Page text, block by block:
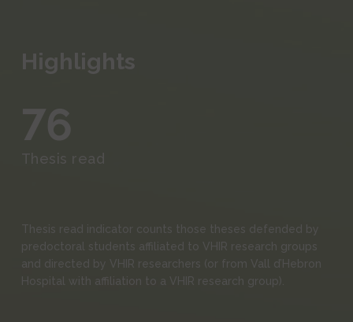
Fundraising
Media
Highlights
76
Thesis read
Thesis read indicator counts those theses defended by
predoctoral students affiliated to VHIR research groups
and directed by VHIR researchers (or from Vall d’Hebron
Hospital with affiliation to a VHIR research group).